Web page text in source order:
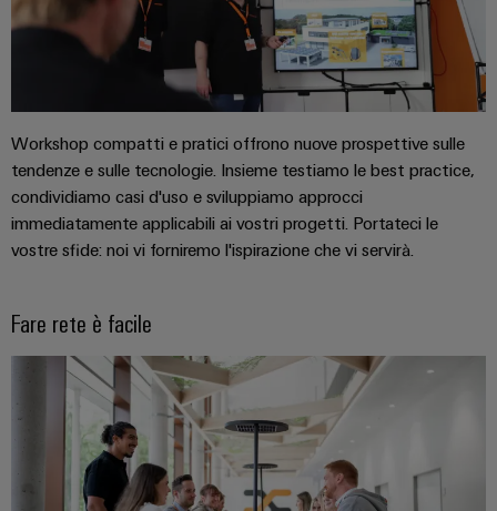
delle
acque
L'idrogeno
come
tecnologia
fondamentale
la
eolica
Eccellenza
operativa
nell'energia
eolica
Illuminazione
industriale
Infrastruttura
del
quadro
elettrico
di
Guide
per
morsettiere
preassemblate
Workshop compatti e pratici offrono nuove prospettive sulle
tendenze e sulle tecnologie. Insieme testiamo le best practice,
condividiamo casi d'uso e sviluppiamo approcci
immediatamente applicabili ai vostri progetti. Portateci le
vostre sfide: noi vi forniremo l'ispirazione che vi servirà.
Fare rete è facile